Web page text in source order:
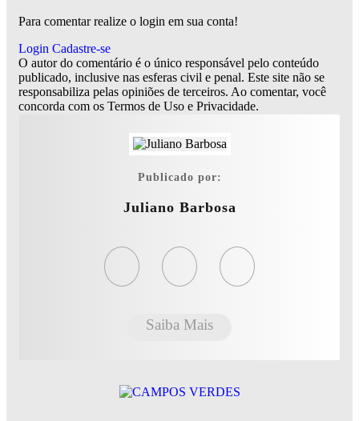
Para comentar realize o login em sua conta!
Login Cadastre-se
O autor do comentário é o único responsável pelo conteúdo
publicado, inclusive nas esferas civil e penal. Este site não se
responsabiliza pelas opiniões de terceiros. Ao comentar, você
concorda com os Termos de Uso e Privacidade.
Publicado por:
Juliano Barbosa
Saiba Mais